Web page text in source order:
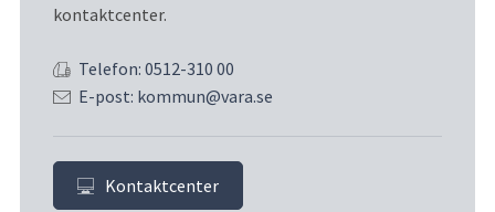
kontaktcenter.
Telefon: 0512-310 00
E-post: kommun@vara.se
Kontaktcenter